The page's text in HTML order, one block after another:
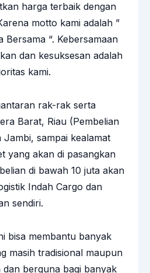
harga terbaik dengan
motto kami adalah ”
Bersama “. Kebersamaan
dan kesuksesan adalah
kami.
rak-rak serta
Barat, Riau (Pembelian
Jambi, sampai kealamat
yang akan di pasangkan
di bawah 10 juta akan
Indah Cargo dan
sendiri.
bisa membantu banyak
masih tradisional maupun
berguna bagi banyak